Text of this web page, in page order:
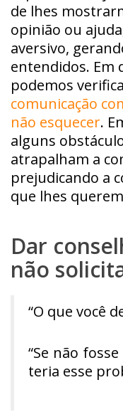
de lhes
opinião ou
aversivo,
entendidos. Em
podemos
comunicação
não esquecer.
alguns
atrapalham a
prejudicando a
que lhes
Dar
não
“O que você
“Se não
teria esse